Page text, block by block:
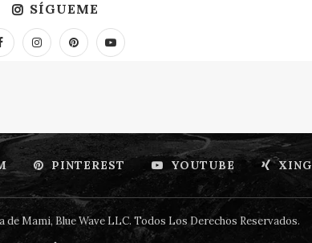
SÍGUEME
PINTEREST YOUTUBE XING
Mami, Blue Wave LLC. Todos Los Derechos Reservados.